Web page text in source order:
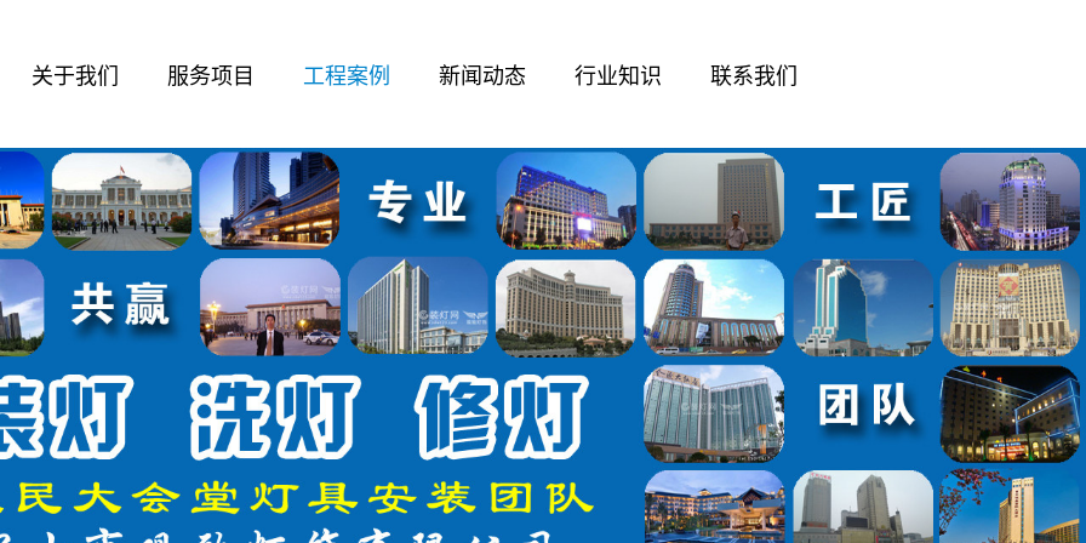
关于我们 服务项目 工程案例 新闻动态 行业知识 联系我们